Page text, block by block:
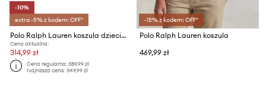
-10%
extra -5% z kodem: OFF*
Polo Ralph Lauren koszula dziecięca lniana
Cena aktualna:
314,99 zł
Cena regularna:389,99 zł
Najniższa cena:349,99 zł
-15% z kodem: OFF*
Polo Ralph Lauren koszula
469,99 zł